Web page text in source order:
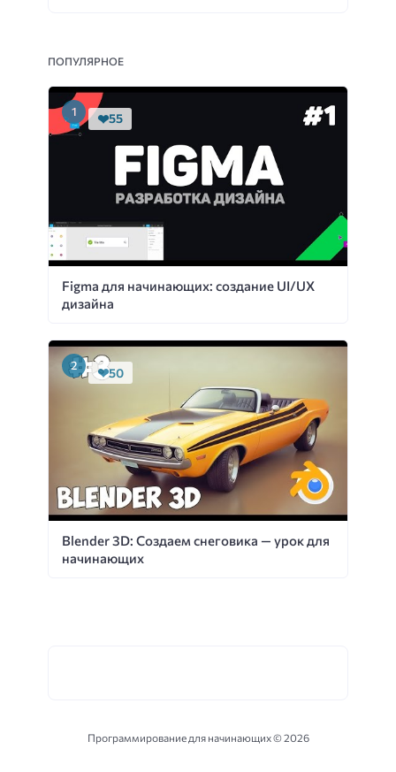
ПОПУЛЯРНОЕ
Figma для начинающих: создание UI/UX
дизайна
55
Blender 3D: Создаем снеговика — урок для
начинающих
50
Программирование для начинающих ©2026